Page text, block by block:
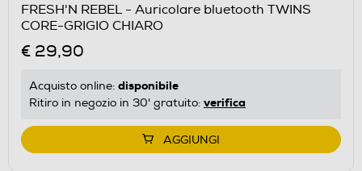
FRESH'N REBEL - Auricolare bluetooth TWINS
CORE-GRIGIO CHIARO
€ 29,90
Acquisto online: disponibile
Ritiro in negozio in 30' gratuito: verifica
AGGIUNGI